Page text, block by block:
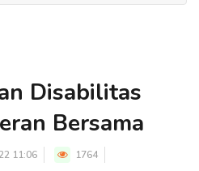
Disabilitas
Bersama
11:06 1764